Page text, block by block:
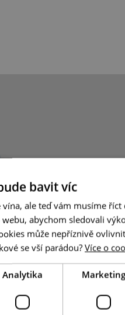
bavit víc
ale teď vám musíme
abychom sledovali
může nepříznivě
se vší parádou? Více o
Analytika Marketing